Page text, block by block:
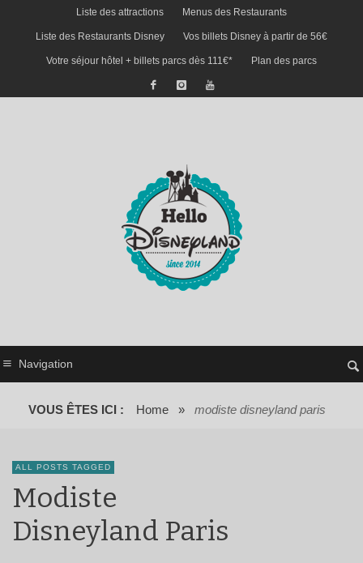
Liste des attractions Menus des Restaurants
Liste des Restaurants Disney Vos billets Disney à partir de 56€
Votre séjour hôtel + billets parcs dès 111€* Plan des parcs
Navigation
VOUS ÊTES ICI : Home » modiste disneyland paris
ALL POSTS TAGGED
Modiste
Disneyland Paris